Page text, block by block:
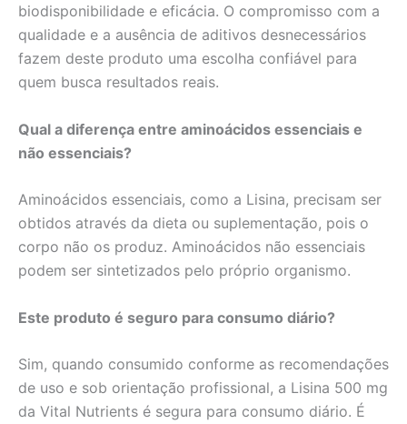
biodisponibilidade e eficácia. O compromisso com a
qualidade e a ausência de aditivos desnecessários
fazem deste produto uma escolha confiável para
quem busca resultados reais.
Qual a diferença entre aminoácidos essenciais e
não essenciais?
Aminoácidos essenciais, como a Lisina, precisam ser
obtidos através da dieta ou suplementação, pois o
corpo não os produz. Aminoácidos não essenciais
podem ser sintetizados pelo próprio organismo.
Este produto é seguro para consumo diário?
Sim, quando consumido conforme as recomendações
de uso e sob orientação profissional, a Lisina 500 mg
da Vital Nutrients é segura para consumo diário. É